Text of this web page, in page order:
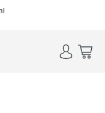
content
Account